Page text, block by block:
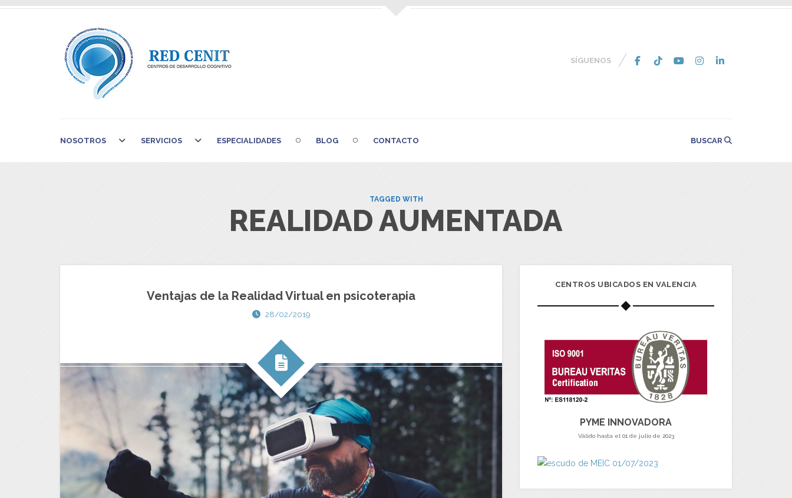
SÍGUENOS
NOSOTROS SERVICIOS ESPECIALIDADES BLOG CONTACTO BUSCAR
TAGGED WITH
REALIDAD AUMENTADA
Ventajas de la Realidad Virtual en psicoterapia
28/02/2019
CENTROS UBICADOS EN VALENCIA
PYME INNOVADORA
Válido hasta el 01 de julio de 2023